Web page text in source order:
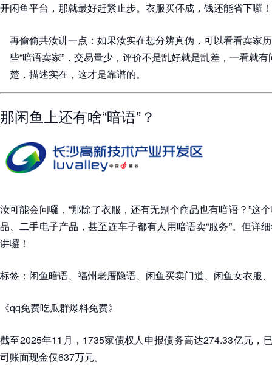
开闲鱼平台，那就最好赶紧止步。衣服买伓成，钱还能省下囉！
再偷偷共汝讲一点：如果汝实在想分辨真伪，可以看看卖家
些“暗语卖家”，交易量少，评价不是乱好就是乱差，一看就
楚，描述实在，这才是靠谱的。
那闲鱼上还有啥“暗语”？
汝可能会问囉，“那除了衣服，还有无别个商品也有暗语？”这
品、二手电子产品，甚至连车子都有人用暗语卖“服务”。但详
讲囉！
标签：闲鱼暗语、福州老厝隐语、闲鱼买卖门道、闲鱼女衣服
《qq免费吃瓜群爆料免费》
截至2025年11月，1735家债权人申报债务高达274.33亿元，
司账面现金仅637万元。